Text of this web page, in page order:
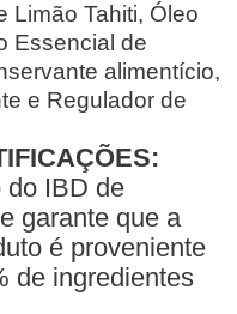
Limão Tahiti, Óleo
Essencial de
alimentício,
e Regulador de
do IBD de
garante que a
é proveniente
de ingredientes